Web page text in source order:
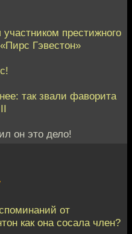
престижного
Гэвестон»
так звали фаворита
он это дело!
от
как она сосала член?